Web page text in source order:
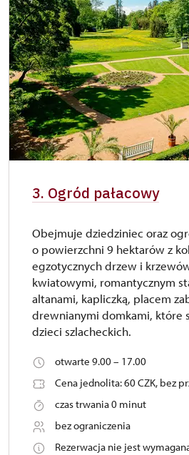
3. Ogród pałacowy
Obejmuje dziedziniec oraz
o powierzchni 9 hektarów z
egzotycznych drzew i
kwiatowymi, romantycznym
altanami, kapliczką, placem
drewnianymi domkami, które
dzieci szlacheckich.
otwarte 9.00 – 17.00
Cena jednolita: 60 CZK, bez
czas trwania 0 minut
bez ograniczenia
Rezerwacja nie jest